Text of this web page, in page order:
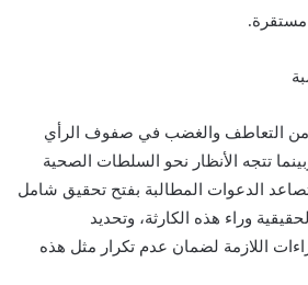
مستقرة.
من التعاطف والغضب في صفوف الرأي
تتجه الأنظار نحو السلطات الصحية
الدعوات المطالبة بفتح تحقيق شامل
وراء هذه الكارثة، وتحديد
اللازمة لضمان عدم تكرار مثل هذه